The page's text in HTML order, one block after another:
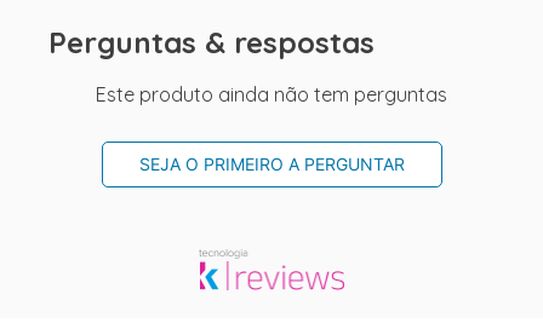
Perguntas & respostas
Este produto ainda não tem perguntas
SEJA O PRIMEIRO A PERGUNTAR